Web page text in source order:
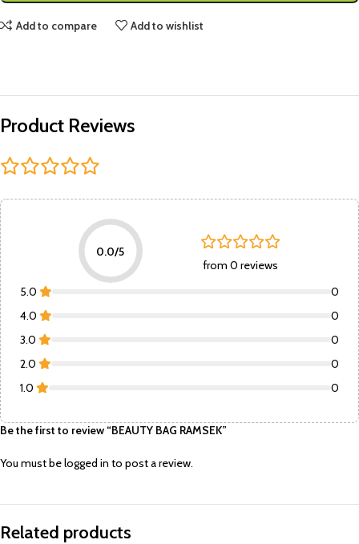
Add to compare Add to wishlist
Product Reviews
0.0/5
from 0 reviews
5.0
0
4.0
0
3.0
0
2.0
0
1.0
0
Be the first to review “BEAUTY BAG RAMSEK”
You must belogged in to post a review.
Related products